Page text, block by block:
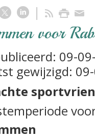
voor
09-
gewijzigd: